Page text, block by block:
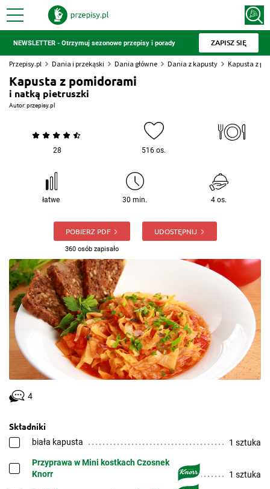
NEWSLETTER - Otrzymuj sezonowe przepisy i porady ZAPISZ SIĘ
Przepisy.pl Dania i przekąski Dania główne Dania z kapusty Kapusta z
Kapusta z pomidorami
i natką pietruszki
Autor:przepisy.pl
28 516 os.
łatwe 30 min. 4 os.
POBIERZ PDF
360 osób zapisało
UDOSTĘPNIJ
4
Składniki
biała kapusta 1 sztuka
Przyprawa w Mini kostkach Czosnek
Knorr
1 sztuka